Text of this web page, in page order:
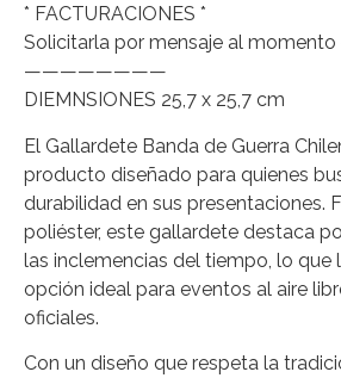
* FACTURACIONES *
Solicitarla por mensaje al momento
————————
DIEMNSIONES 25,7 x 25,7 cm
El Gallardete Banda de Guerra
producto diseñado para quienes
durabilidad en sus presentaciones.
poliéster, este gallardete destaca
las inclemencias del tiempo, lo que
opción ideal para eventos al aire
oficiales.
Con un diseño que respeta la